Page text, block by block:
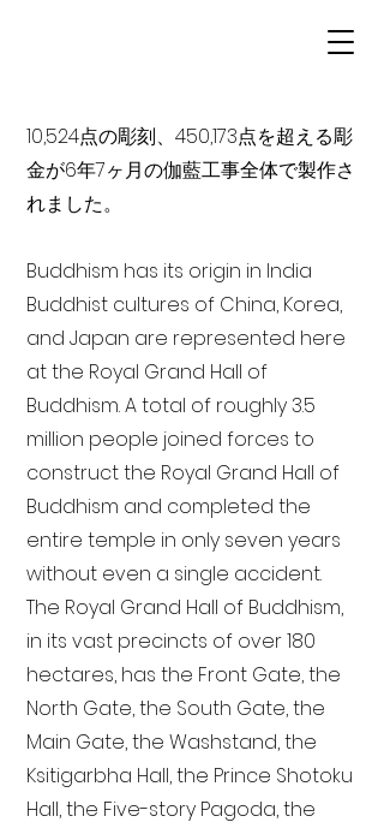
10,524点の彫刻、450,173点を超える彫
金が6年7ヶ月の伽藍工事全体で製作さ
れました。
Buddhism has its origin in India
Buddhist cultures of China, Korea,
and Japan are represented here
at the Royal Grand Hall of
Buddhism. A total of roughly 3.5
million people joined forces to
construct the Royal Grand Hall of
Buddhism and completed the
entire temple in only seven years
without even a single accident.
The Royal Grand Hall of Buddhism,
in its vast precincts of over 180
hectares, has the Front Gate, the
North Gate, the South Gate, the
Main Gate, the Washstand, the
Ksitigarbha Hall, the Prince Shotoku
Hall, the Five-story Pagoda, the